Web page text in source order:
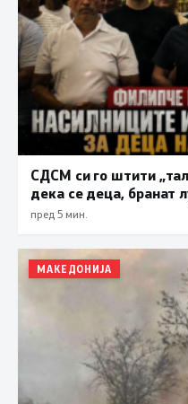
СДСМ си го штити
дека се деца, бранат
пред 5 мин.
МАКЕДОНИЈА